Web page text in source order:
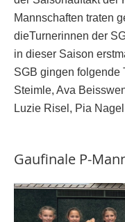
Mannschaften traten
dieTurnerinnen der
in dieser Saison
SGB gingen folgende
Steimle, Ava
Luzie Risel, Pia
Gaufinale P-